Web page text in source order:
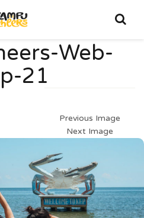
Web-
21
Previous Image
Next Image